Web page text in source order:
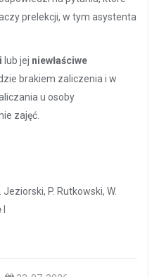
prelekcji, w tym asystenta
lub jej niewłaściwe
brakiem zaliczenia i w
u osoby
zajęć.
P. Rutkowski, W.